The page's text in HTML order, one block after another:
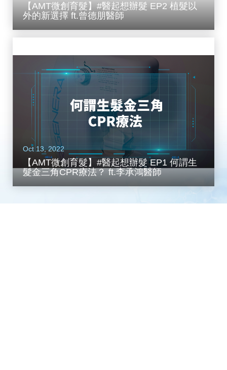
【AMT微創育髮】#醫起想辦髮 EP2 植髮以
外的新選擇 ft.曾德朋醫師
Oct 13, 2022
【AMT微創育髮】#醫起想辦髮 EP1 何謂生
髮金三角CPR療法？ ft.李承鴻醫師